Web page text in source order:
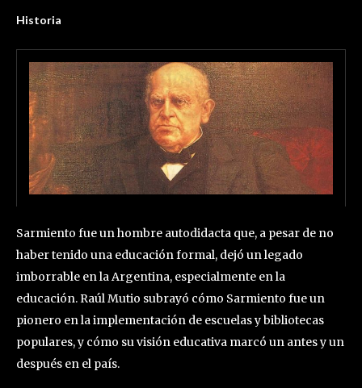
Historia
Sarmiento fue un hombre autodidacta que, a pesar de no
haber tenido una educación formal, dejó un legado
imborrable en la Argentina, especialmente en la
educación. Raúl Mutio subrayó cómo Sarmiento fue un
pionero en la implementación de escuelas y bibliotecas
populares, y cómo su visión educativa marcó un antes y un
después en el país.